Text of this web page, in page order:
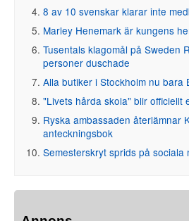
8 av 10 svenskar klarar inte
Marley Henemark är kungens
Tusentals klagomål på Sweden
personer duschade
Alla butiker i Stockholm nu bara
"Livets hårda skola" blir officiellt
Ryska ambassaden återlämnar
anteckningsbok
Semesterskryt sprids på sociala